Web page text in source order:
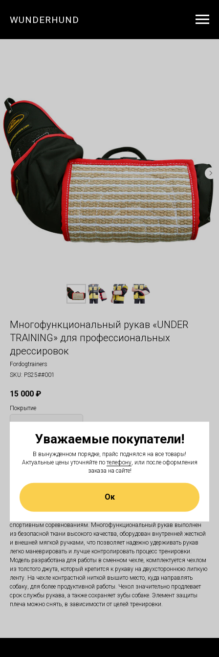
WUNDERHUND
Уважаемые покупатели!
В вынужденном порядке, прайс поднялся на все товары!
Актуальные цены уточняйте по телефону, или после оформления
заказа на сайте!
Ок
Многофункциональный рукав «UNDER
TRAINING» для профессиональных
дрессировок
Fordogtrainers
SKU: PS25##001
15 000 ₽
Покрытие
В корзину
Многофункциональный рукав для профессиональных дрессировок
«Under training» обеспечивает защиту руки фигуранта от кисти до плеча.
Рукав применяют в развитии инстинктов атаки, обучении собаки
спортивным соревнованиям. Многофункциональный рукав выполнен
из безопасной ткани высокого качества, оборудован внутренней жесткой
и внешней мягкой ручками, что позволяет надежно удерживать рукав
легко маневрировать и лучше контролировать процесс тренировки.
Модель разработана для работы в сменном чехле, комплектуется чехлом
из толстого джута, который крепится к рукаву на двухстороннюю липкую
ленту. На чехле контрастной ниткой вышито место, куда направлять
собаку, для более продуктивной работы. Чехол значительно продлевает
срок службы рукава, а также сохраняет зубы собаке. Элемент защиты
плеча можно снять, в зависимости от целей тренировки.